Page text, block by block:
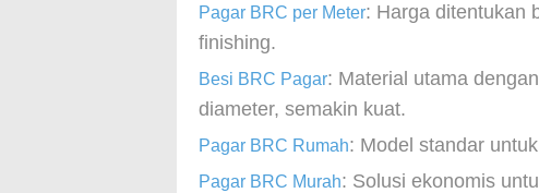
Pagar BRC per Meter: Harga ditentukan
finishing.
Besi BRC Pagar: Material utama
diameter, semakin kuat.
Pagar BRC Rumah: Model standar
Pagar BRC Murah: Solusi ekonomis